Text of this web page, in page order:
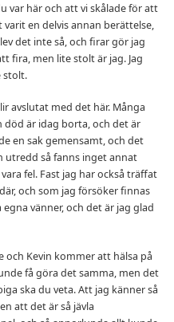
var här och att vi skålade för att
varit en delvis annan berättelse,
det inte så, och firar gör jag
fira, men lite stolt är jag. Jag
stolt.
avslutat med det här. Många
är idag borta, och det är
en sak gemensamt, och det
utredd så fanns inget annat
fel. Fast jag har också träffat
och som jag försöker finnas
vänner, och det är jag glad
och Kevin kommer att hälsa på
få göra det samma, men det
ska du veta. Att jag känner så
att det är så jävla